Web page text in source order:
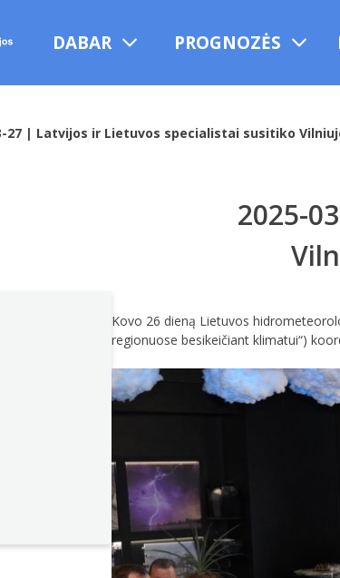
DABAR PROGNOZĖS
27 | Latvijos ir Lietuvos specialistai susitiko
2025-
Kovo 26 dieną Lietuvos
regionuose besikeičiant klimatui“)